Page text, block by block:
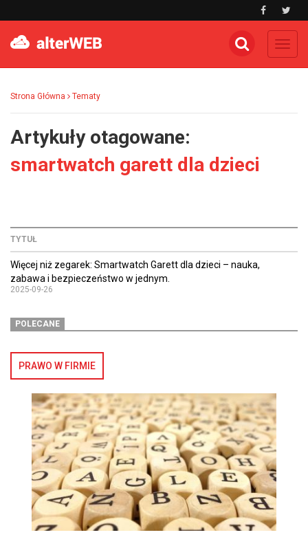
Strona Główna Tematy
Artykuły otagowane:
smartwatch garett dla dzieci
TYTUŁ
Więcej niż zegarek: Smartwatch Garett dla dzieci – nauka,
zabawa i bezpieczeństwo w jednym.
2025-09-26
POLECANE
PRAWO W FIRMIE